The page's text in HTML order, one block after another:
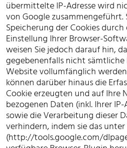
übermittelte IP-Adresse wird
von Google zusammengeführt.
Speicherung der Cookies
Einstellung Ihrer Browser-
weisen Sie jedoch darauf hin,
gegebenenfalls nicht
Website vollumfänglich
können darüber hinaus die
Cookie erzeugten und auf Ihre
bezogenen Daten (inkl. Ihrer
sowie die Verarbeitung dieser
verhindern, indem sie das
(http://tools.google.com/